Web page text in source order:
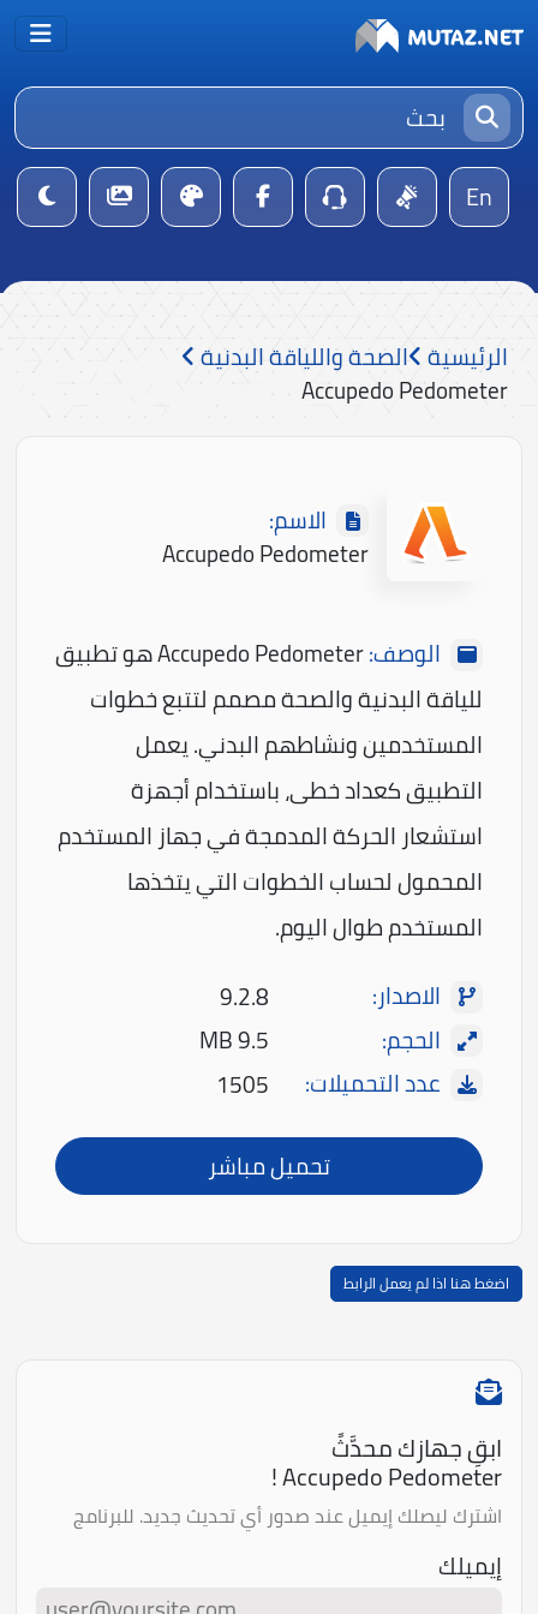
En
الرئيسية الصحة واللياقة البدنية
Accupedo Pedometer
الاسم:
Accupedo Pedometer
الوصف:
Accupedo Pedometer هو تطبيق
للياقة البدنية والصحة مصمم لتتبع خطوات
المستخدمين ونشاطهم البدني. يعمل
التطبيق كعداد خطى، باستخدام أجهزة
استشعار الحركة المدمجة في جهاز المستخدم
المحمول لحساب الخطوات التي يتخذها
المستخدم طوال اليوم.
الاصدار:
9.2.8
الحجم:
9.5 MB
عدد التحميلات:
1505
تحميل مباشر
اضغط هنا اذا لم يعمل الرابط
ابقِ جهازك محدَّثً
Accupedo Pedometer !
اشترك ليصلك إيميل عند صدور أي تحديث جديد. للبرنامج
إيميلك